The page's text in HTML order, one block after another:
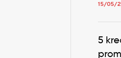
15/05/
5